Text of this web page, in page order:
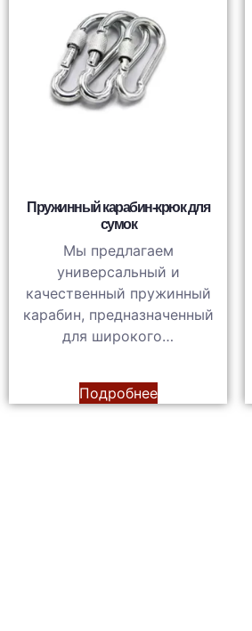
Пружинный карабин-крюк для
сумок
Мы предлагаем
универсальный и
качественный пружинный
карабин, предназначенный
для широкого…
Подробнее